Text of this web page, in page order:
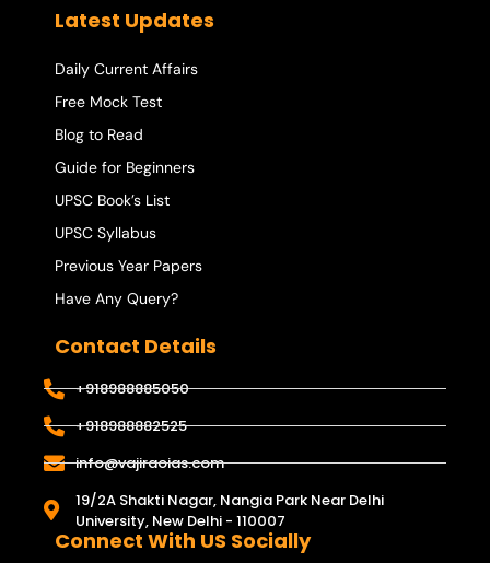
Latest Updates
Daily Current Affairs
Free Mock Test
Blog to Read
Guide for Beginners
UPSC Book’s List
UPSC Syllabus
Previous Year Papers
Have Any Query?
Contact Details
+918988885050
+918988882525
info@vajiraoias.com
19/2A Shakti Nagar, Nangia Park Near Delhi
University, New Delhi - 110007
Connect With US Socially